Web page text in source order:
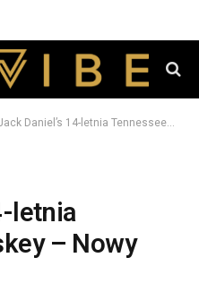
Daniel’s 14-letnia Tennessee whiskey – Nowy wymiar smaku
letnia
– Nowy